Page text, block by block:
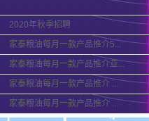
2020年秋季招聘
家泰粮油每月一款产品推介5...
家泰粮油每月一款产品推介亚...
家泰粮油每月一款产品推介 ...
家泰粮油每月一款产品推介 ...